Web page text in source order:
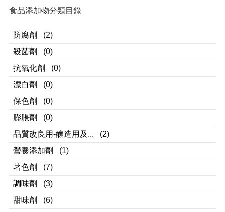
食品添加物分類目錄
防腐劑
(2)
殺菌劑
(0)
抗氧化劑
(0)
漂白劑
(0)
保色劑
(0)
膨脹劑
(0)
品質改良用-釀造用及...
(2)
營養添加劑
(1)
著色劑
(7)
調味劑
(3)
甜味劑
(6)